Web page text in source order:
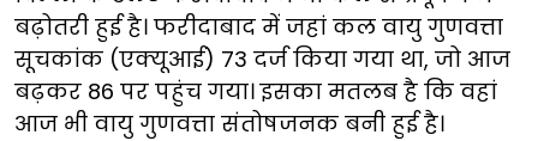
बढ़ोतरी हुई है। फरीदाबाद में जहां कल वायु गुणवत्ता
सूचकांक (एक्यूआई) 73 दर्ज किया गया था, जो आज
बढ़कर 86 पर पहुंच गया। इसका मतलब है कि वहां
आज भी वायु गुणवत्ता संतोषजनक बनी हुई है।